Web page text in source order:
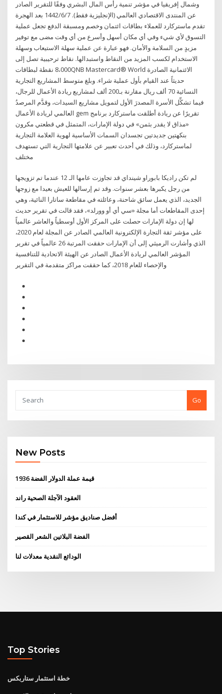
وشمال إفريقيا في مؤشر تنمية رأس المال البشري وفقًا للتقرير الصادر
عن المنتدى الاقتصادي العالمي (الإنجليزية فقط). 7‏‏/6‏‏/1442 بعد الهجرة
تقدم ماستركارد للعملاء بطاقات ائتمان وخصم ومسبقة الدفع تجعل عملية
التسوق لأي شيء وفي أي مكان أسهل وأسرع من أي وقت مضى مع توفير
مزيدٍ من السلامة والأمان. فهو عبارة عن عملية سهلة الاستيعاب وسهلة
الاستخدام لكسب المزيد من النقاط واستبدالها. نقاط ترحيبية تصل إلى
8،000 نقطة لبطاقاتQNB Mastercard® World الائتمانية الصادرة
حديثاً عند القيام بأول عملية شراء. وبلغ متوسط المشاريع التجارية
النسائية 70 ألف ريال مقارنة بـ200 ألف لمشاريع ريادة الأعمال للرجال،
فيما تشكِّل الأسرة المصدرَ الأول لتمويل مشاريع السيدات، وقدَّم المرصدُ
العالمي لريادة الأعمال gem تقريرًا عن ريادة أطلقت ماستركارد برنامج
«مذاق لا يقدر بثمن» في دولة الإمارات، المتمثل في قطعتي مكرون
بنكهتين جديدتين تجسدان السمات الأساسية لهوية العلامة التجارية
لماستركارد، وذلك في أحدث تعبير عن علامتها التجارية التي تستهدف
مختلف
لم تكن راديكا بابوراو شينداي قد تجاوزت عامها الـ 12 عندما تم تزويجها
من رجل يكبرها بعشر سنوات. وقد تم إرسالها للعيش بعيدا مع زوجها
الجديد، الذي يعمل سائق شاحنة، وعائلته في مقاطعة ساتارا النائية، وهي
إحدى المقاطعات أما مجلة «سي أي أو وورلد»، فقد قالت في تقرير حديث
لها إن دولة الإمارات حصلت على المركز الأول أوسطياً والعاشر عالمياً
على مؤشر ثقة التجارة الإلكترونية العالمي الصادر عن المجلة لعام 2020،
الذي وأشارت الرميثي إلى أن الإمارات حققت المرتبة 26 عالمياً في تقرير
المؤشر العالمي لريادة الأعمال الصادر عن الهيئة الاتحادية للتنافسية
والإحصاء للعام 2018، كما حققت مراكز متقدمة في التقرير
Go
New Posts
قيمة عملة الدولار الفضة 1936
العقود الآجلة الصحية راند
أفضل صناديق مؤشر للاستثمار في كندا
الفضة البلاتين الشعر القصير
الودائع النقدية معدلات لنا
Top Stories
خطة استثمار ستاربكس